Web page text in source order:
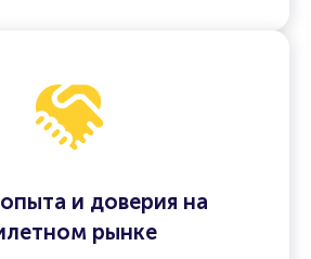
и доверия на
рынке